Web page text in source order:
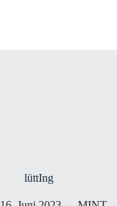
lüttIng